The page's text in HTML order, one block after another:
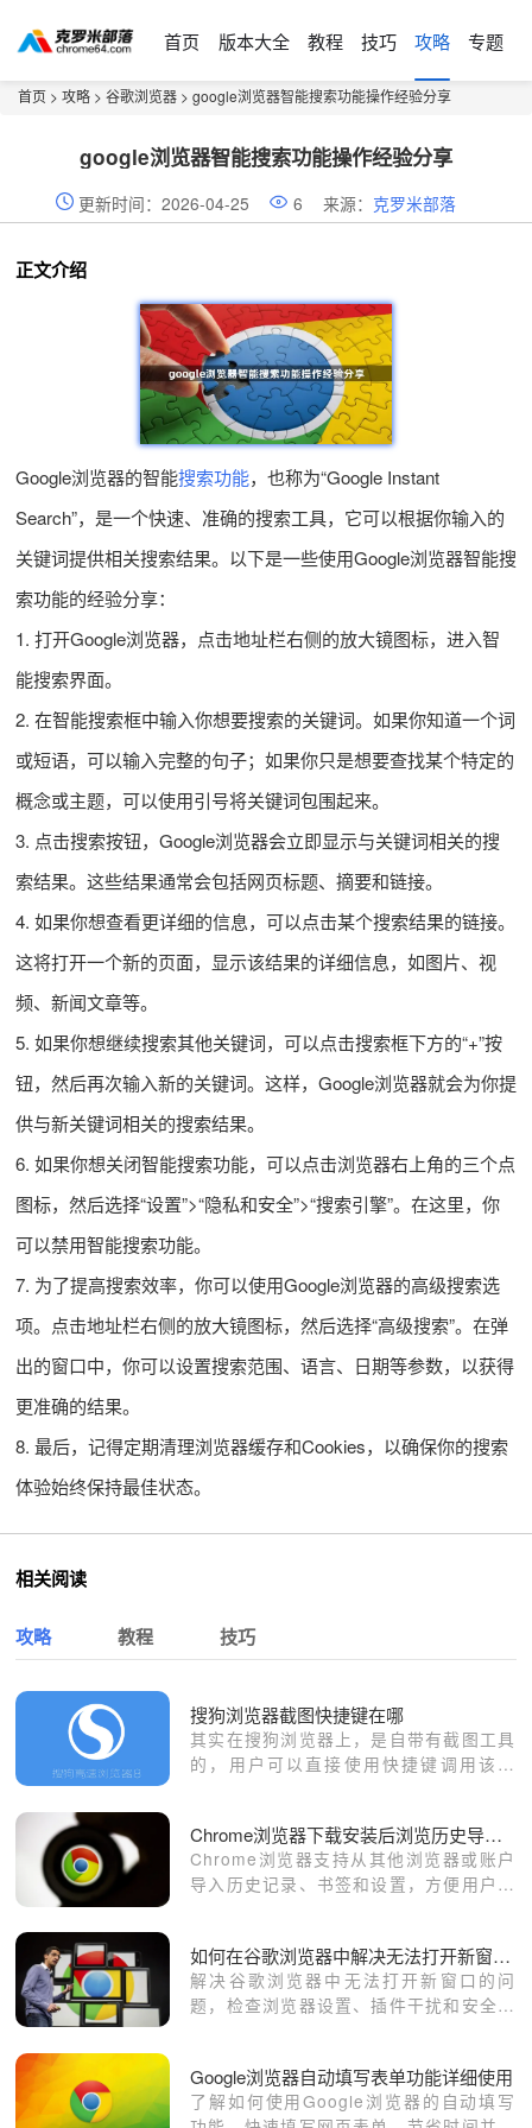
首页 版本大全 教程 技巧 攻略 专题
首页 > 攻略 > 谷歌浏览器 > google浏览器智能搜索功能操作经验分享
google浏览器智能搜索功能操作经验分享
更新时间：2026-04-25 6 来源： 克罗米部落
正文介绍
Google浏览器的智能搜索功能，也称为“Google Instant
Search”，是一个快速、准确的搜索工具，它可以根据你输入的
关键词提供相关搜索结果。以下是一些使用Google浏览器智能搜
索功能的经验分享：
1. 打开Google浏览器，点击地址栏右侧的放大镜图标，进入智
能搜索界面。
2. 在智能搜索框中输入你想要搜索的关键词。如果你知道一个词
或短语，可以输入完整的句子；如果你只是想要查找某个特定的
概念或主题，可以使用引号将关键词包围起来。
3. 点击搜索按钮，Google浏览器会立即显示与关键词相关的搜
索结果。这些结果通常会包括网页标题、摘要和链接。
4. 如果你想查看更详细的信息，可以点击某个搜索结果的链接。
这将打开一个新的页面，显示该结果的详细信息，如图片、视
频、新闻文章等。
5. 如果你想继续搜索其他关键词，可以点击搜索框下方的“+”按
钮，然后再次输入新的关键词。这样，Google浏览器就会为你提
供与新关键词相关的搜索结果。
6. 如果你想关闭智能搜索功能，可以点击浏览器右上角的三个点
图标，然后选择“设置”>“隐私和安全”>“搜索引擎”。在这里，你
可以禁用智能搜索功能。
7. 为了提高搜索效率，你可以使用Google浏览器的高级搜索选
项。点击地址栏右侧的放大镜图标，然后选择“高级搜索”。在弹
出的窗口中，你可以设置搜索范围、语言、日期等参数，以获得
更准确的结果。
8. 最后，记得定期清理浏览器缓存和Cookies，以确保你的搜索
体验始终保持最佳状态。
相关阅读
攻略 教程 技巧
搜狗浏览器截图快捷键在哪
其实在搜狗浏览器上，是自带有截图工具
的，用户可以直接使用快捷键调用该工
呢？
Chrome浏览器下载安装后浏览历史导入设置
Chrome浏览器支持从其他浏览器或账户
导入历史记录、书签和设置，方便用户在
如何在谷歌浏览器中解决无法打开新窗口的问题
解决谷歌浏览器中无法打开新窗口的问
题，检查浏览器设置、插件干扰和安全设
保正常浏览和新窗口的快速打开。
Google浏览器自动填写表单功能详细使用
了解如何使用Google浏览器的自动填写